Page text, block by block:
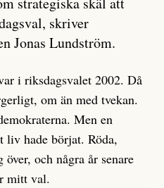
utan den bidrar bara till
finns inte ett enda bevis
Det som läsaren
sina politiska åsikter
tidigare innehåll på sina
författare inte förstår sig
att det tydligen finns
som säger saker som
skriver
Jonas Lundström.
i riksdagsvalet 2002. Då
om än med tvekan.
Men en
hade börjat. Röda,
och några år senare
mitt val.